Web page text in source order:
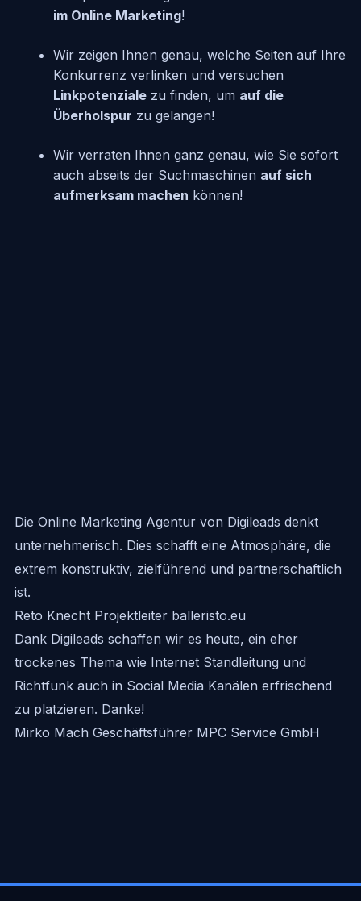
im Online Marketing!
Wir zeigen Ihnen genau, welche Seiten auf Ihre
Konkurrenz verlinken und versuchen
Linkpotenziale zu finden, um auf die
Überholspur zu gelangen!
Wir verraten Ihnen ganz genau, wie Sie sofort
auch abseits der Suchmaschinen auf sich
aufmerksam machen können!
Die Online Marketing Agentur von Digileads denkt
unternehmerisch. Dies schafft eine Atmosphäre, die
extrem konstruktiv, zielführend und partnerschaftlich
ist.
Reto Knecht Projektleiter balleristo.eu
Dank Digileads schaffen wir es heute, ein eher
trockenes Thema wie Internet Standleitung und
Richtfunk auch in Social Media Kanälen erfrischend
zu platzieren. Danke!
Mirko Mach Geschäftsführer MPC Service GmbH